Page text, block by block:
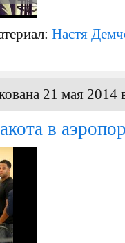
Настя
21 мая 2014
в